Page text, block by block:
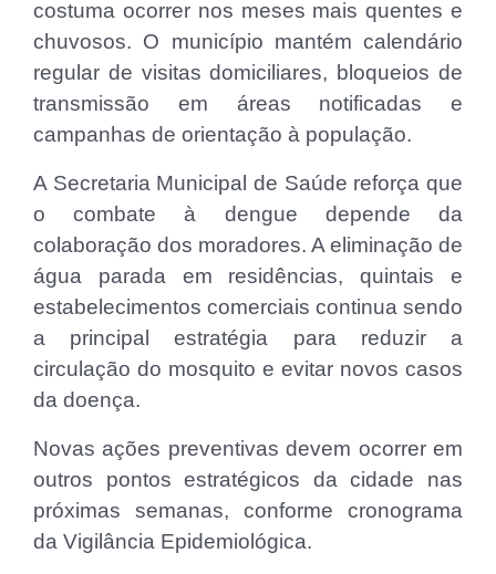
costuma ocorrer nos meses mais quentes e
chuvosos. O município mantém calendário
regular de visitas domiciliares, bloqueios de
transmissão em áreas notificadas e
campanhas de orientação à população.
A Secretaria Municipal de Saúde reforça que
o combate à dengue depende da
colaboração dos moradores. A eliminação de
água parada em residências, quintais e
estabelecimentos comerciais continua sendo
a principal estratégia para reduzir a
circulação do mosquito e evitar novos casos
da doença.
Novas ações preventivas devem ocorrer em
outros pontos estratégicos da cidade nas
próximas semanas, conforme cronograma
da Vigilância Epidemiológica.